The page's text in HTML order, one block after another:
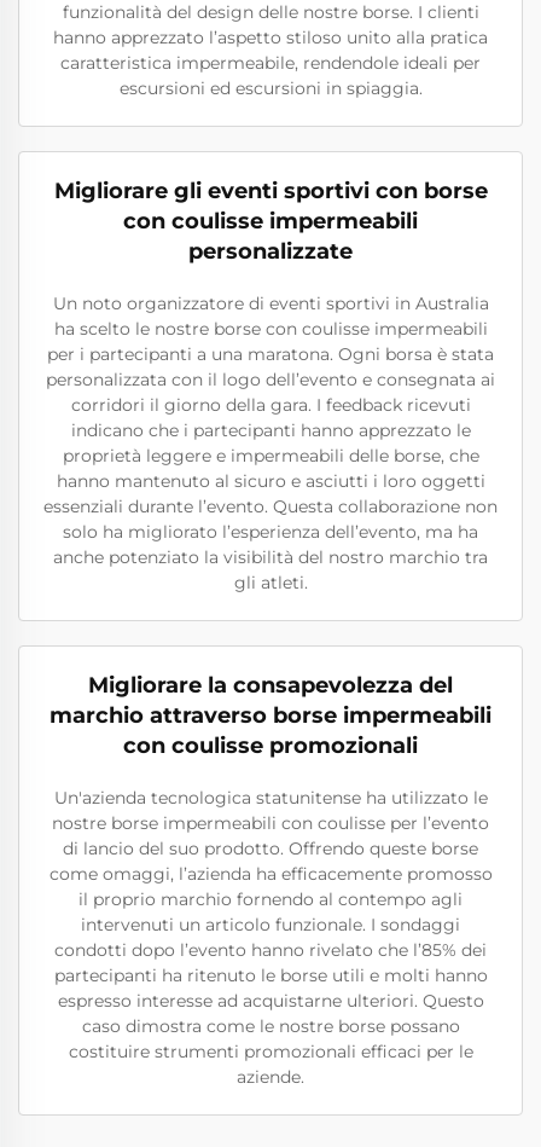
funzionalità del design delle nostre borse. I clienti
hanno apprezzato l’aspetto stiloso unito alla pratica
caratteristica impermeabile, rendendole ideali per
escursioni ed escursioni in spiaggia.
Migliorare gli eventi sportivi con borse
con coulisse impermeabili
personalizzate
Un noto organizzatore di eventi sportivi in Australia
ha scelto le nostre borse con coulisse impermeabili
per i partecipanti a una maratona. Ogni borsa è stata
personalizzata con il logo dell’evento e consegnata ai
corridori il giorno della gara. I feedback ricevuti
indicano che i partecipanti hanno apprezzato le
proprietà leggere e impermeabili delle borse, che
hanno mantenuto al sicuro e asciutti i loro oggetti
essenziali durante l’evento. Questa collaborazione non
solo ha migliorato l’esperienza dell’evento, ma ha
anche potenziato la visibilità del nostro marchio tra
gli atleti.
Migliorare la consapevolezza del
marchio attraverso borse impermeabili
con coulisse promozionali
Un'azienda tecnologica statunitense ha utilizzato le
nostre borse impermeabili con coulisse per l’evento
di lancio del suo prodotto. Offrendo queste borse
come omaggi, l’azienda ha efficacemente promosso
il proprio marchio fornendo al contempo agli
intervenuti un articolo funzionale. I sondaggi
condotti dopo l’evento hanno rivelato che l’85% dei
partecipanti ha ritenuto le borse utili e molti hanno
espresso interesse ad acquistarne ulteriori. Questo
caso dimostra come le nostre borse possano
costituire strumenti promozionali efficaci per le
aziende.